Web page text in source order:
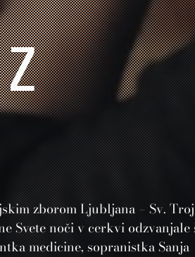
zborom Ljubljana – Sv.
Svete noči v cerkvi odzvanjale
medicine, sopranistka Sanja